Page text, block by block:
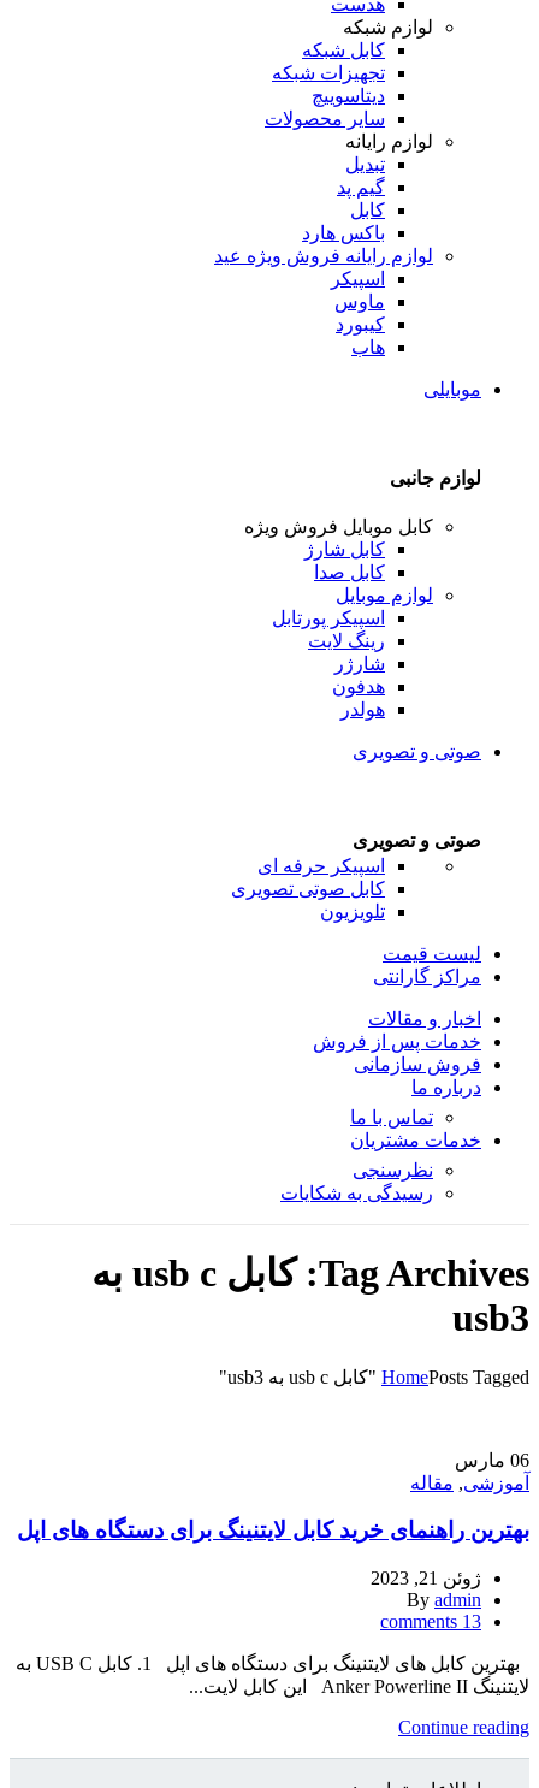
لوازم شبکه
کابل شبکه
تجهیزات شبکه
دیتاسوییچ
سایر محصولات
لوازم رایانه
تبدیل
گیم پد
کابل
باکس هارد
لوازم رایانه فروش ویژه عید
اسپیکر
ماوس
کیبورد
هاب
موبایلی
لوازم جانبی
کابل موبایل فروش ویژه
کابل شارژ
کابل صدا
لوازم موبایل
اسپیکر پورتابل
رینگ لایت
شارژر
هدفون
هولدر
صوتی و تصویری
صوتی و تصویری
اسپیکر حرفه ای
کابل صوتی تصویری
تلویزیون
لیست قیمت
مراکز گارانتی
اخبار و مقالات
خدمات پس از فروش
فروش سازمانی
درباره ما
تماس با ما
خدمات مشتریان
نظرسنجی
رسیدگی به شکایات
Tag Archives: کابل usb c به
usb3
HomePosts Tagged "کابل usb c به usb3"
06 مارس
آموزشی, مقاله
بهترین راهنمای خرید کابل لایتنینگ برای دستگاه های اپل
ژوئن 21, 2023
By admin
13
comments
بهترین کابل های لایتنینگ برای دستگاه های اپل 1. کابل USB C به
لایتنینگ Anker Powerline II این کابل لایت...
Continue reading